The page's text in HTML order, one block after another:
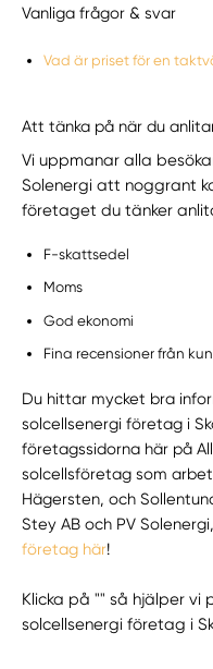
Vanliga frågor & svar
Vad är priset för en
Att tänka på när du
Vi uppmanar alla
Solenergi att noggrant
företaget du tänker
F-skattsedel
Moms
God ekonomi
Fina recensioner från
Du hittar mycket bra
solcellsenergi företag i
företagssidorna här på
solcellsföretag som
Hägersten, och
Stey AB och PV
företag här!
Klicka på "" så hjälper
solcellsenergi företag i